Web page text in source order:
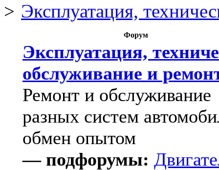
Эксплуатация,
Форум
Эксплуатация,
обслуживание и
Ремонт и обслуживание
разных систем
обмен опытом
— подфорумы: